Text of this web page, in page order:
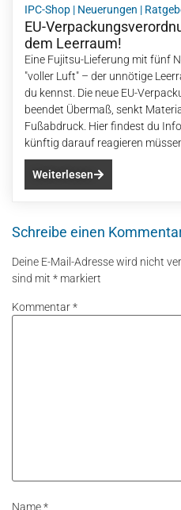
IPC-Shop | Neuerungen |
EU-
dem Leerraum!
Eine Fujitsu-Lieferung mit fünf
"voller Luft" – der unnötige
du kennst. Die neue EU-
beendet Übermaß, senkt
Fußabdruck. Hier findest du
künftig darauf reagieren
Weiterlesen
Schreibe einen
Deine E-Mail-Adresse wird nicht
sind mit * markiert
Kommentar*
Name*